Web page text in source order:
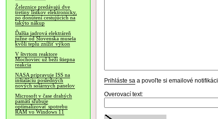
Železnice predávajú dve
tretiny lístkov elektronicky,
po donútení cestujúcich na
takýto nákup
Ďalšia jadrová elektráreň
južne od Slovenska musela
kvôli teplu znížiť výkon
V štvrtom reaktore
Mochoviec už beží štiepna
reakcia
NASA pripravuje ISS na
inštaláciu posledných
nových solárnych panelov
Microsoft v čase drahých
pamätí sľubuje
optimalizovať spotrebu
RAM vo Windows 11
Prihláste sa a povoľte si emailové
Overovací text: